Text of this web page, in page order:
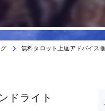
無料タロット上達アドバイス
ドライト